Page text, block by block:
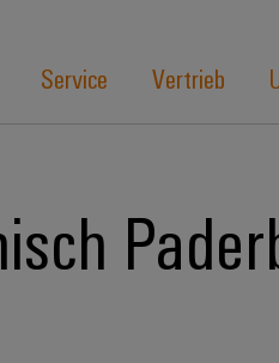
Service Vertrieb